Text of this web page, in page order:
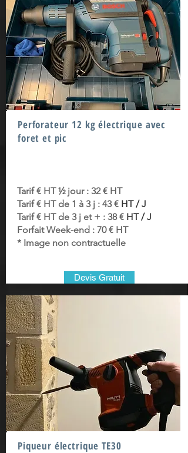
Perforateur 12 kg électrique avec
foret et pic
Tarif € HT ½ jour : 32 € HT
Tarif € HT de 1 à 3 j : 43 € HT / J
Tarif € HT de 3 j et + : 38 € HT / J
Forfait Week-end : 70 € HT
* Image non contractuelle
Devis Gratuit
Piqueur électrique TE30